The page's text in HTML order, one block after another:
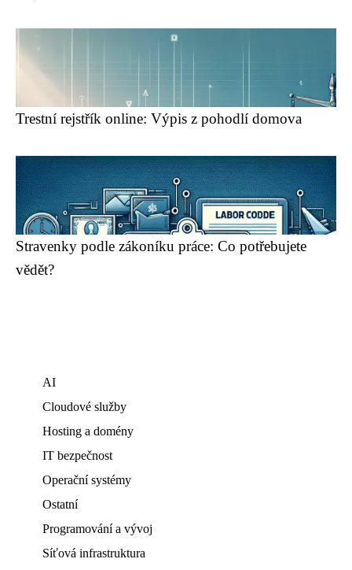
Trestní rejstřík online: Výpis z pohodlí domova
Stravenky podle zákoníku práce: Co potřebujete
vědět?
AI
Cloudové služby
Hosting a domény
IT bezpečnost
Operační systémy
Ostatní
Programování a vývoj
Síťová infrastruktura